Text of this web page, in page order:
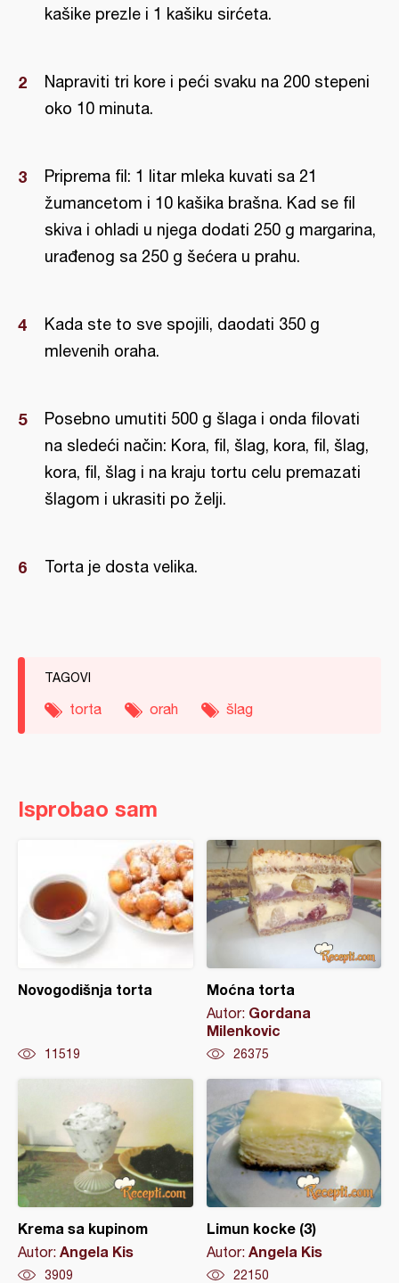
kašike prezle i 1 kašiku sirćeta.
Napraviti tri kore i peći svaku na 200 stepeni
oko 10 minuta.
Priprema fil: 1 litar mleka kuvati sa 21
žumancetom i 10 kašika brašna. Kad se fil
skiva i ohladi u njega dodati 250 g margarina,
urađenog sa 250 g šećera u prahu.
Kada ste to sve spojili, daodati 350 g
mlevenih oraha.
Posebno umutiti 500 g šlaga i onda filovati
na sledeći način: Kora, fil, šlag, kora, fil, šlag,
kora, fil, šlag i na kraju tortu celu premazati
šlagom i ukrasiti po želji.
Torta je dosta velika.
TAGOVI
torta orah šlag
Isprobao sam
Novogodišnja torta
11519
Moćna torta
Autor: Gordana
Milenkovic
26375
Krema sa kupinom
Autor: Angela Kis
3909
Limun kocke (3)
Autor: Angela Kis
22150